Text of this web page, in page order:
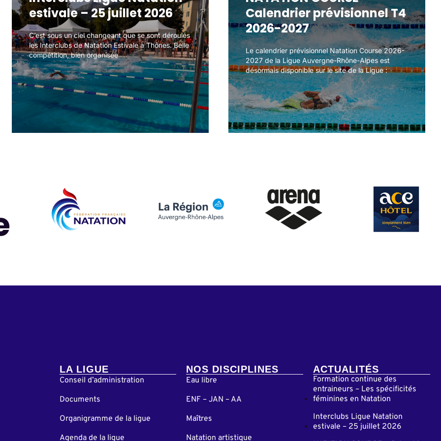
estivale – 25 juillet 2026
C’est sous un ciel changeant que se sont déroulés
les Interclubs de Natation Estivale à Thônes. Belle
compétition, bien organisée
estivale – 25 juillet 2026
C’est sous un ciel changeant que se sont déroulés
les Interclubs de Natation Estivale à Thônes. Belle
compétition, bien organisée
Calendrier prévisionnel T4
2026-2027
Le calendrier prévisionnel Natation Course 2026-
2027 de la Ligue Auvergne-Rhône-Alpes est
désormais disponible sur le site de la Ligue :
Calendrier prévisionnel T4
2026-2027
Le calendrier prévisionnel Natation Course 2026-
2027 de la Ligue Auvergne-Rhône-Alpes est
désormais disponible sur le site de la Ligue :
LA LIGUE
Conseil d’administration
Documents
Organigramme de la ligue
Agenda de la ligue
NOS DISCIPLINES
Eau libre
ENF – JAN – AA
Maîtres
Natation artistique
ACTUALITÉS
Formation continue des
entraineurs – Les spécificités
féminines en Natation
Interclubs Ligue Natation
estivale – 25 juillet 2026